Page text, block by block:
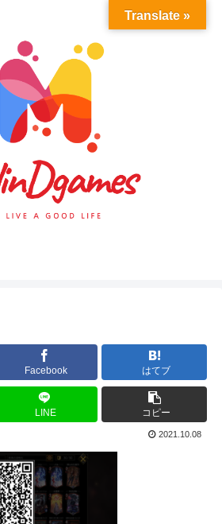
Facebook はてブ
LINE コピー
2021.10.08
Translate »